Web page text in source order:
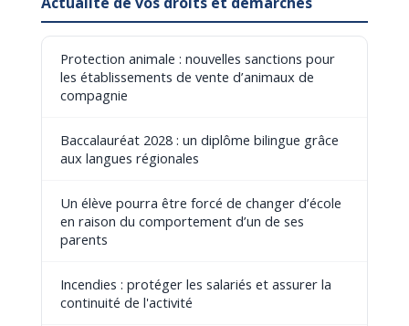
Protection animale : nouvelles sanctions pour
les établissements de vente d’animaux de
compagnie
Baccalauréat 2028 : un diplôme bilingue grâce
aux langues régionales
Un élève pourra être forcé de changer d’école
en raison du comportement d’un de ses
parents
Incendies : protéger les salariés et assurer la
continuité de l'activité